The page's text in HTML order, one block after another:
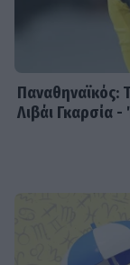
Παναθηναϊκός:
Λιβάι Γκαρσία